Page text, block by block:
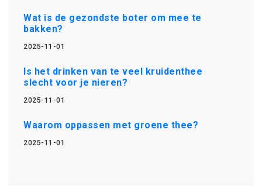
Wat is de gezondste boter om mee te
bakken?
2025-11-01
Is het drinken van te veel kruidenthee
slecht voor je nieren?
2025-11-01
Waarom oppassen met groene thee?
2025-11-01